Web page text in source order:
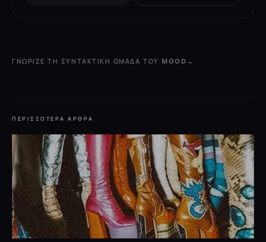
ΓΝΏΡΙΣΕ ΤΗ ΣΥΝΤΑΚΤΙΚΉ ΟΜΆΔΑ ΤΟΥ MOOD →
ΠΕΡΙΣΣΌΤΕΡΑ ΆΡΘΡΑ